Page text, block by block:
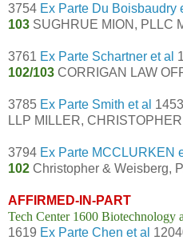
3754 Ex Parte Du Boisbaudry
103 SUGHRUE MION, PLLC
3761 Ex Parte Schartner et al
102/103 CORRIGAN LAW
3785 Ex Parte Smith et al
LLP MILLER,
3794 Ex Parte MCCLURKEN
102 Christopher & Weisberg,
AFFIRMED-IN-PART
Tech Center 1600 Biotechnology
1619 Ex Parte Chen et al